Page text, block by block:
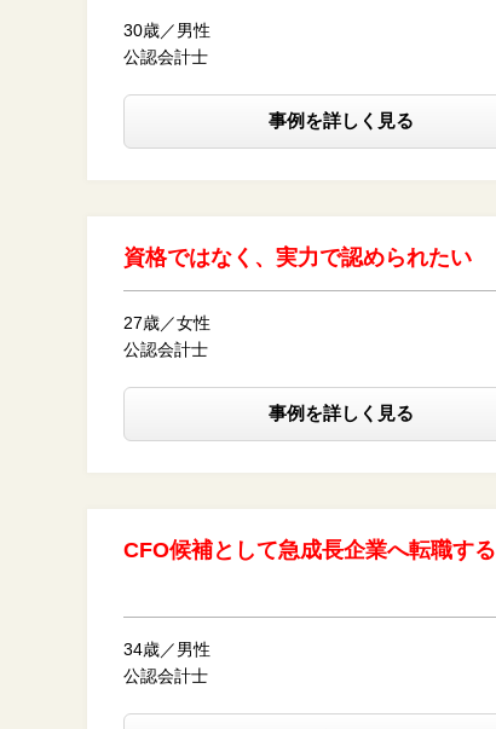
30歳／男性
公認会計士
事例を詳しく見る
資格ではなく、実力で認められたい
27歳／女性
公認会計士
事例を詳しく見る
CFO候補として急成長企業へ転職する
34歳／男性
公認会計士